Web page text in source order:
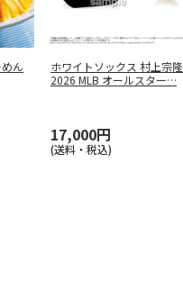
ん
ホワイトソックス 村上宗隆
2026 MLB オールスター…
17,000円
(送料・税込)